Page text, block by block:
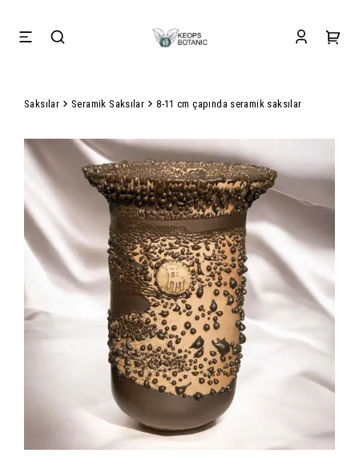
Saksılar Seramik Saksılar 8-11 cm çapında seramik saksılar